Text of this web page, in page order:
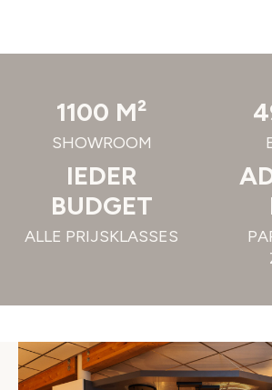
1100 M²
SHOWROOM
IEDER
BUDGET
ALLE PRIJSKLASSES